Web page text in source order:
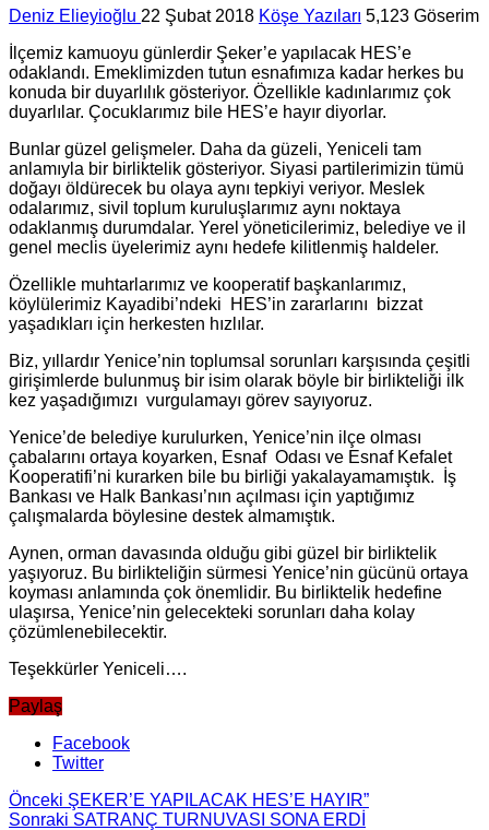
Deniz Elieyioğlu 22 Şubat 2018 Köşe Yazıları 5,123 Göserim
İlçemiz kamuoyu günlerdir Şeker’e yapılacak HES’e
odaklandı. Emeklimizden tutun esnafımıza kadar herkes bu
konuda bir duyarlılık gösteriyor. Özellikle kadınlarımız çok
duyarlılar. Çocuklarımız bile HES’e hayır diyorlar.
Bunlar güzel gelişmeler. Daha da güzeli, Yeniceli tam
anlamıyla bir birliktelik gösteriyor. Siyasi partilerimizin tümü
doğayı öldürecek bu olaya aynı tepkiyi veriyor. Meslek
odalarımız, sivil toplum kuruluşlarımız aynı noktaya
odaklanmış durumdalar. Yerel yöneticilerimiz, belediye ve il
genel meclis üyelerimiz aynı hedefe kilitlenmiş haldeler.
Özellikle muhtarlarımız ve kooperatif başkanlarımız,
köylülerimiz Kayadibi’ndeki HES’in zararlarını bizzat
yaşadıkları için herkesten hızlılar.
Biz, yıllardır Yenice’nin toplumsal sorunları karşısında çeşitli
girişimlerde bulunmuş bir isim olarak böyle bir birlikteliği ilk
kez yaşadığımızı vurgulamayı görev sayıyoruz.
Yenice’de belediye kurulurken, Yenice’nin ilçe olması
çabalarını ortaya koyarken, Esnaf Odası ve Esnaf Kefalet
Kooperatifi’ni kurarken bile bu birliği yakalayamamıştık. İş
Bankası ve Halk Bankası’nın açılması için yaptığımız
çalışmalarda böylesine destek almamıştık.
Aynen, orman davasında olduğu gibi güzel bir birliktelik
yaşıyoruz. Bu birlikteliğin sürmesi Yenice’nin gücünü ortaya
koyması anlamında çok önemlidir. Bu birliktelik hedefine
ulaşırsa, Yenice’nin gelecekteki sorunları daha kolay
çözümlenebilecektir.
Teşekkürler Yeniceli….
Paylaş
Facebook
Twitter
Önceki ŞEKER’E YAPILACAK HES’E HAYIR”
Sonraki SATRANÇ TURNUVASI SONA ERDİ